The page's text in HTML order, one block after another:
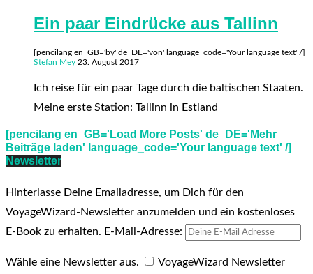
Ein paar Eindrücke aus Tallinn
[pencilang en_GB='by' de_DE='von' language_code='Your language text' /]
Stefan Mey 23. August 2017
Ich reise für ein paar Tage durch die baltischen Staaten.
Meine erste Station: Tallinn in Estland
[pencilang en_GB='Load More Posts' de_DE='Mehr
Beiträge laden' language_code='Your language text' /]
Newsletter
Hinterlasse Deine Emailadresse, um Dich für den
VoyageWizard-Newsletter anzumelden und ein kostenloses
E-Book zu erhalten. E-Mail-Adresse:
Wähle eine Newsletter aus. VoyageWizard Newsletter